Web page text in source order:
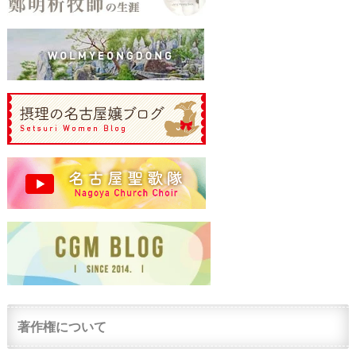
著作権について